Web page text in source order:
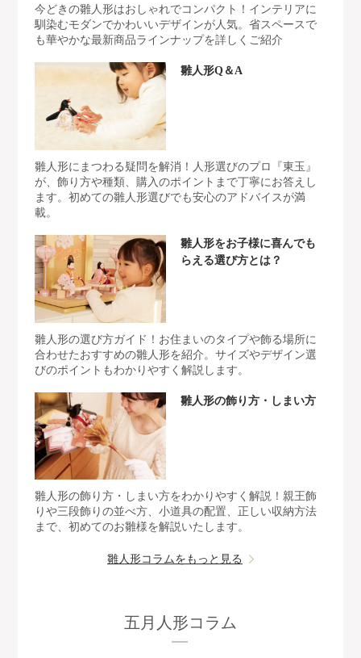
今どきの雛人形はおしゃれでコンパクト！インテリアに
馴染むモダンでかわいいデザインが人気。省スペースで
も華やかな最新商品ラインナップを詳しくご紹介
雛人形Q＆A
雛人形にまつわる疑問を解消！人形選びのプロ『東玉』
が、飾り方や種類、購入のポイントまで丁寧にお答えし
ます。初めての雛人形選びでも安心のアドバイスが満
載。
雛人形をお子様に喜んでも
らえる選び方とは？
雛人形の選び方ガイド！お住まいのタイプや飾る場所に
合わせたおすすめの雛人形を紹介。サイズやデザイン選
びのポイントもわかりやすく解説します。
雛人形の飾り方・しまい方
雛人形の飾り方・しまい方をわかりやすく解説！親王飾
りや三段飾りの並べ方、小道具の配置、正しい収納方法
まで、初めてのお雛様を解説いたします。
雛人形コラムをもっと見る
五月人形コラム